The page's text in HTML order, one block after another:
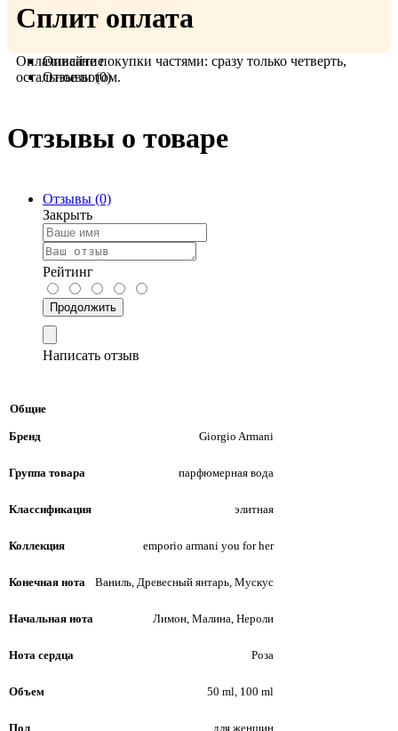
Сплит оплата
Оплачивайте покупки частями: сразу только четверть,
остальное потом.
Описание
Отзывы (0)
Отзывы о товаре
Отзывы (0)
Закрыть
Рейтинг
Продолжить
Написать отзыв
Общие
Бренд Giorgio Armani
Группа товара парфюмерная вода
Классификация элитная
Коллекция emporio armani you for her
Конечная нота Ваниль, Древесный янтарь, Мускус
Начальная нота Лимон, Малина, Нероли
Нота сердца Роза
Объем 50 ml, 100 ml
Пол для женщин